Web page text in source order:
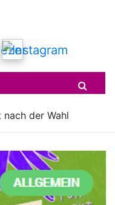
nach der Wahl